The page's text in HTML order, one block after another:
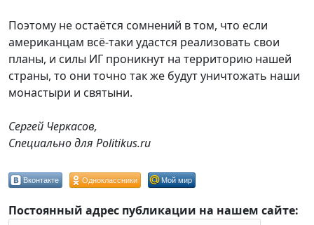
Поэтому не остаётся сомнений в том, что если
американцам всё-таки удастся реализовать свои
планы, и силы ИГ проникнут на территорию нашей
страны, то они точно так же будут уничтожать наши
монастыри и святыни.
Сергей Черкасов,
Специально для Politikus.ru
Вконтакте Одноклассники Мой мир
Постоянный адрес публикации на нашем сайте: